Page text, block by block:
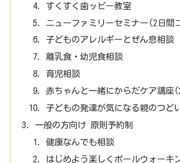
すくすく歯ッピー教室
ニューファミリーセミナー(2日間
子どものアレルギーとぜん息相談
離乳食・幼児食相談
育児相談
赤ちゃんと一緒にからだケア講座
子どもの発達が気になる親のつど
一般の方向け 原則予約制
健康なんでも相談
はじめよう楽しくポールウォーキ